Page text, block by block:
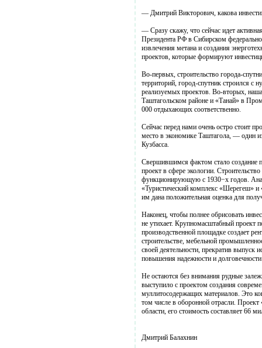
— Дмитрий Викторович, какова
— Сразу скажу, что сейчас идет
Президента РФ в Сибирском
извлечения метана и создания
проектов, которые формируют
Во-первых, строительство города-
территорий, город-спутник строился с
реализуемых проектов. Во-вторых,
Таштагольском районе и «Танай» в
000 отдыхающих соответственно.
Сейчас перед нами очень остро стоит
место в экономике Таштагола, — один
Кузбасса.
Свершившимся фактом стало создание
проект в сфере экологии.
функционирующую с 1930−х годов.
«Туристический комплекс «Шерегеш»
им дана положительная оценка для
Наконец, чтобы полнее обрисовать
не утихает. Крупномасштабный проект
производственной площадке создает
строительстве, мебельной
своей деятельности, прекратив выпуск
повышения надежности и
Не остаются без внимания рудные
выступило с проектом создания
муллитосодержащих материалов. Это
том числе в оборонной отрасли.
области, его стоимость составляет 66
Дмитрий Балахнин